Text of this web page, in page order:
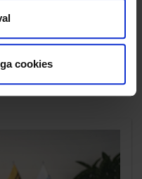
cookies